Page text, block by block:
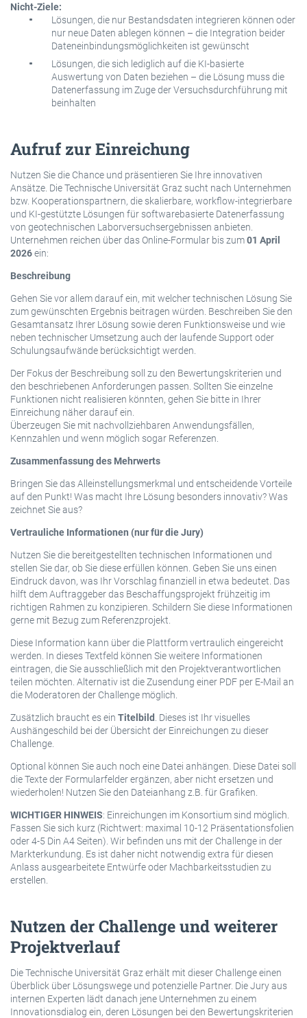
Nicht-Ziele:
Lösungen, die nur Bestandsdaten integrieren können oder
nur neue Daten ablegen können – die Integration beider
Dateneinbindungsmöglichkeiten ist gewünscht
Lösungen, die sich lediglich auf die KI-basierte
Auswertung von Daten beziehen – die Lösung muss die
Datenerfassung im Zuge der Versuchsdurchführung mit
beinhalten
Aufruf zur Einreichung
Nutzen Sie die Chance und präsentieren Sie Ihre innovativen
Ansätze. Die Technische Universität Graz sucht nach Unternehmen
bzw. Kooperationspartnern, die skalierbare, workflow-integrierbare
und KI-gestützte Lösungen für softwarebasierte Datenerfassung
von geotechnischen Laborversuchsergebnissen anbieten.
Unternehmen reichen über das Online-Formular bis zum01 April
2026ein:
Beschreibung
Gehen Sie vor allem darauf ein, mit welcher technischen Lösung Sie
zum gewünschten Ergebnis beitragen würden. Beschreiben Sie den
Gesamtansatz Ihrer Lösung sowie deren Funktionsweise und wie
neben technischer Umsetzung auch der laufende Support oder
Schulungsaufwände berücksichtigt werden.
Der Fokus der Beschreibung soll zu den Bewertungskriterien und
den beschriebenen Anforderungen passen. Sollten Sie einzelne
Funktionen nicht realisieren könnten, gehen Sie bitte in Ihrer
Einreichung näher darauf ein.
Überzeugen Sie mit nachvollziehbaren Anwendungsfällen,
Kennzahlen und wenn möglich sogar Referenzen.
Zusammenfassung des Mehrwerts
Bringen Sie das Alleinstellungsmerkmal und entscheidende Vorteile
auf den Punkt! Was macht Ihre Lösung besonders innovativ? Was
zeichnet Sie aus?
Vertrauliche Informationen (nur für die Jury)
Nutzen Sie die bereitgestellten technischen Informationen und
stellen Sie dar, ob Sie diese erfüllen können. Geben Sie uns einen
Eindruck davon, was Ihr Vorschlag finanziell in etwa bedeutet. Das
hilft dem Auftraggeber das Beschaffungsprojekt frühzeitig im
richtigen Rahmen zu konzipieren. Schildern Sie diese Informationen
gerne mit Bezug zum Referenzprojekt.
Diese Information kann über die Plattform vertraulich eingereicht
werden. In dieses Textfeld können Sie weitere Informationen
eintragen, die Sie ausschließlich mit den Projektverantwortlichen
teilen möchten. Alternativ ist die Zusendung einer PDF per E-Mail an
die Moderatoren der Challenge möglich.
Zusätzlich braucht es ein Titelbild
. Dieses ist Ihr visuelles
Aushängeschild bei der Übersicht der Einreichungen zu dieser
Challenge.
Optional können Sie auch noch eine Datei anhängen. Diese Datei soll
die Texte der Formularfelder ergänzen, aber nicht ersetzen und
wiederholen! Nutzen Sie den Dateianhang z.B. für Grafiken.
WICHTIGER HINWEIS: Einreichungen im Konsortium sind möglich.
Fassen Sie sich kurz (Richtwert: maximal 10-12 Präsentationsfolien
oder 4-5 Din A4 Seiten). Wir befinden uns mit der Challenge in der
Markterkundung. Es ist daher nicht notwendig extra für diesen
Anlass ausgearbeitete Entwürfe oder Machbarkeitsstudien zu
erstellen.
Nutzen der Challenge und weiterer
Projektverlauf
Die Technische Universität Graz erhält mit dieser Challenge einen
Überblick über Lösungswege und potenzielle Partner. Die Jury aus
internen Experten lädt danach jene Unternehmen zu einem
Innovationsdialog ein, deren Lösungen bei den Bewertungskriterien